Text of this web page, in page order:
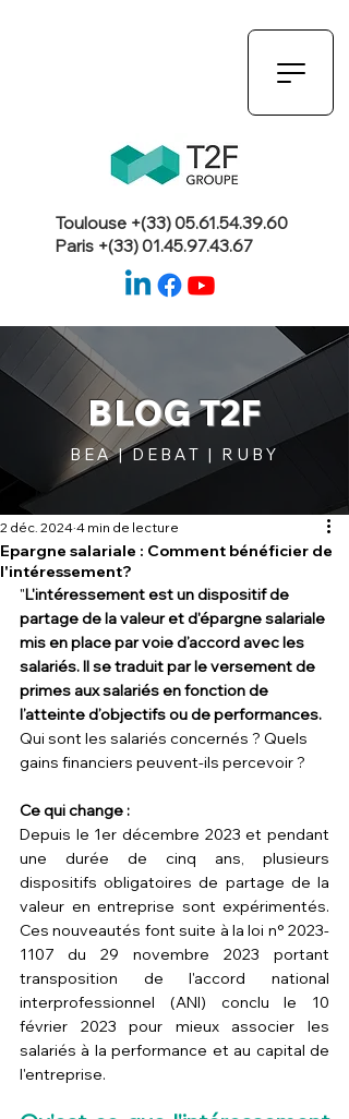
Toulouse +(33)05.61.54.39.60
Paris +(33)01.45.97.43.67
BLOG T2F
BEA | DEBAT | RUBY
Epargne salariale : Comment bénéficier de
l'intéressement?
2 déc. 2024 4 min de lecture
"L'intéressement est un dispositif de
partage de la valeur et d'épargne salariale
mis en place par voie d’accord avec les
salariés. Il se traduit par le versement de
primes aux salariés en fonction de
l’atteinte d’objectifs ou de performances.
Qui sont les salariés concernés ? Quels
gains financiers peuvent-ils percevoir ?
Ce qui change :
Depuis le 1er décembre 2023 et pendant
une durée de cinq ans, plusieurs
dispositifs obligatoires de partage de la
valeur en entreprise sont expérimentés.
Ces nouveautés font suite à la loi n° 2023-
1107 du 29 novembre 2023 portant
transposition de l'accord national
interprofessionnel (ANI) conclu le 10
février 2023 pour mieux associer les
salariés à la performance et au capital de
l'entreprise.